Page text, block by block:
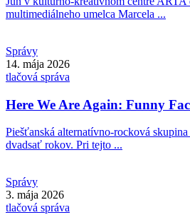
multimediálneho umelca Marcela ...
Správy
14. mája 2026
tlačová správa
Here We Are Again: Funny
Piešťanská alternatívno-rocková
dvadsať rokov. Pri tejto ...
Správy
3. mája 2026
tlačová správa